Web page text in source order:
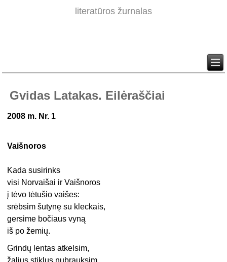
literatūros žurnalas
Gvidas Latakas. Eilėraščiai
2008 m. Nr. 1
Vaišnoros
Kada susirinks
visi Norvaišai ir Vaišnoros
į tėvo tėtušio vaišes:
srėbsim šutynę su kleckais,
gersime bočiaus vyną
iš po žemių.
Grindų lentas atkelsim,